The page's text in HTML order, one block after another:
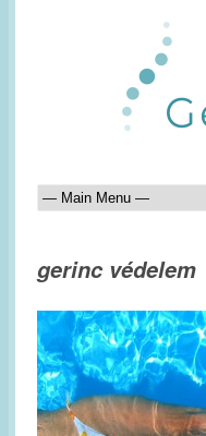
gerinc védelem